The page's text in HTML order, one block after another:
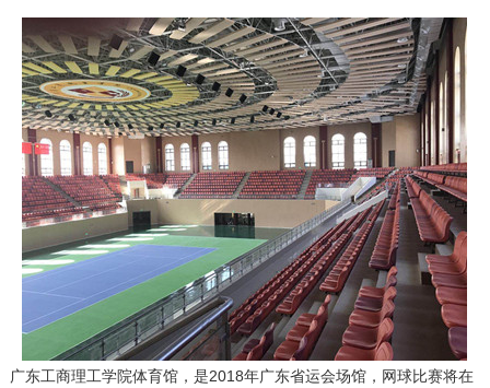
广东工商理工学院体育馆，是2018年广东省运会场馆，网球比赛将在